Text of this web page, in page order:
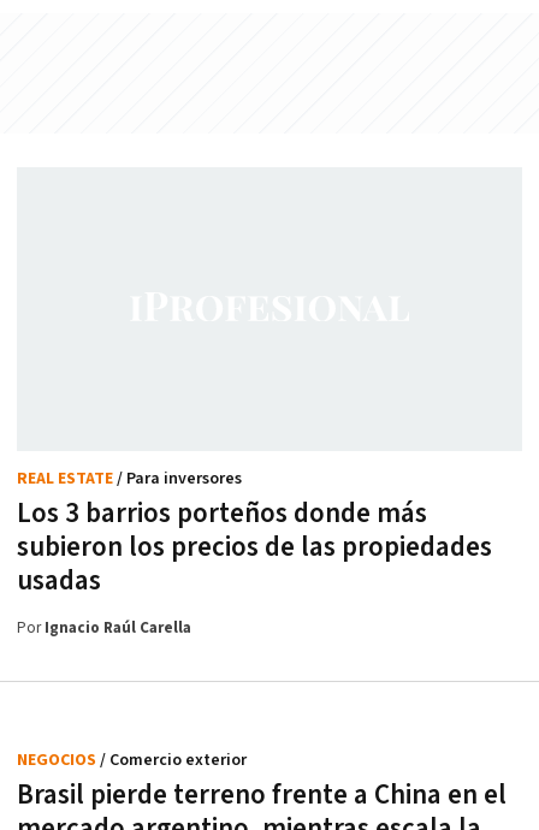
Los 3 barrios porteños donde más
subieron los precios de las propiedades
usadas
REAL ESTATE/ Para inversores
PorIgnacio Raúl Carella
Brasil pierde terreno frente a China en el
NEGOCIOS / Comercio exterior